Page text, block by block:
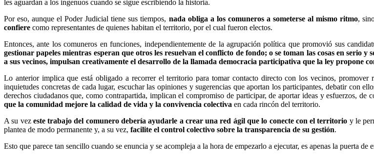
les aguardan a los ingenuos cuando se sigue escribiendo la historia.
Por eso, aunque el Poder Judicial tiene sus tiempos, nada obliga a los comuneros a someterse al mismo ritmo,
confiere como representantes de quienes habitan el territorio, por el cual fueron electos.
Entonces, ante los comuneros en funciones, independientemente de la agrupación política que promovió sus
gestionar papeles mientras esperan que otros les resuelvan el conflicto de fondo; o se toman las cosas en serio
a sus vecinos, impulsan creativamente el desarrollo de la llamada democracia participativa que la ley propone
Lo anterior implica que está obligado a recorrer el territorio para tomar contacto directo con los vecinos,
inquietudes concretas de cada lugar, escuchar las opiniones y sugerencias que aportan los participantes, debatir con
derechos ciudadanos que, como contrapartida, implican el compromiso de participar, de aportar ideas y esfuerzos,
que la comunidad mejore la calidad de vida y la convivencia colectiva en cada rincón del territorio.
A su vez este trabajo del comunero debería ayudarle a crear una red ágil que lo conecte con el territorio y le
plantea de modo permanente y, a su vez, facilite el control colectivo sobre la transparencia de su gestión.
Esto que parece tan sencillo cuando se enuncia y se acompleja a la hora de empezarlo a ejecutar, es apenas la puerta